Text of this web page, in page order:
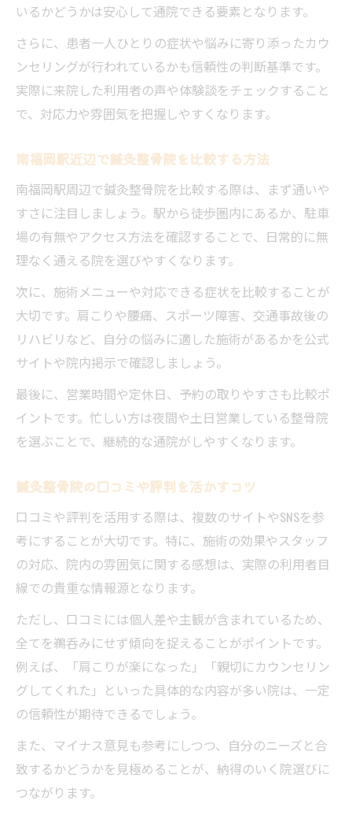
いるかどうかは安心して通院できる要素となります。
さらに、患者一人ひとりの症状や悩みに寄り添ったカウ
ンセリングが行われているかも信頼性の判断基準です。
実際に来院した利用者の声や体験談をチェックすること
で、対応力や雰囲気を把握しやすくなります。
南福岡駅近辺で鍼灸整骨院を比較する方法
南福岡駅周辺で鍼灸整骨院を比較する際は、まず通いや
すさに注目しましょう。駅から徒歩圏内にあるか、駐車
場の有無やアクセス方法を確認することで、日常的に無
理なく通える院を選びやすくなります。
次に、施術メニューや対応できる症状を比較することが
大切です。肩こりや腰痛、スポーツ障害、交通事故後の
リハビリなど、自分の悩みに適した施術があるかを公式
サイトや院内掲示で確認しましょう。
最後に、営業時間や定休日、予約の取りやすさも比較ポ
イントです。忙しい方は夜間や土日営業している整骨院
を選ぶことで、継続的な通院がしやすくなります。
鍼灸整骨院の口コミや評判を活かすコツ
口コミや評判を活用する際は、複数のサイトやSNSを参
考にすることが大切です。特に、施術の効果やスタッフ
の対応、院内の雰囲気に関する感想は、実際の利用者目
線での貴重な情報源となります。
ただし、口コミには個人差や主観が含まれているため、
全てを鵜呑みにせず傾向を捉えることがポイントです。
例えば、「肩こりが楽になった」「親切にカウンセリン
グしてくれた」といった具体的な内容が多い院は、一定
の信頼性が期待できるでしょう。
また、マイナス意見も参考にしつつ、自分のニーズと合
致するかどうかを見極めることが、納得のいく院選びに
つながります。